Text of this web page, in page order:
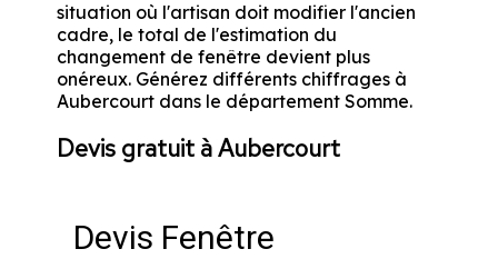
situation où l'artisan doit modifier l'ancien
cadre, le total de l'estimation du
changement de fenêtre devient plus
onéreux. Générez différents chiffrages à
Aubercourt dans le département Somme.
Devis gratuit à Aubercourt
Devis Fenêtre